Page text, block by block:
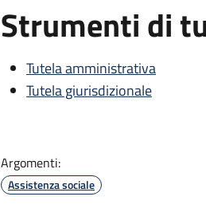
Strumenti di
Tutela amministrativa
Tutela giurisdizionale
Argomenti:
Assistenza sociale